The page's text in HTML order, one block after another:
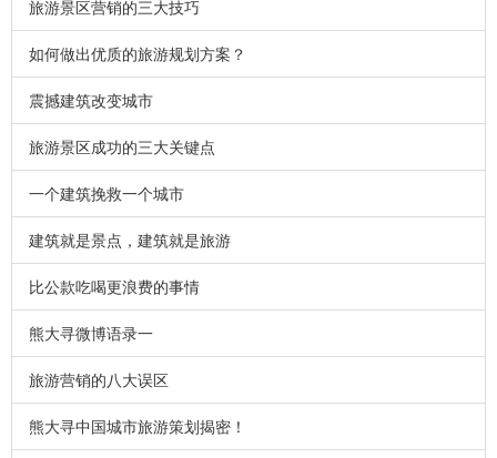
旅游景区营销的三大技巧
如何做出优质的旅游规划方案？
震撼建筑改变城市
旅游景区成功的三大关键点
一个建筑挽救一个城市
建筑就是景点，建筑就是旅游
比公款吃喝更浪费的事情
熊大寻微博语录一
旅游营销的八大误区
熊大寻中国城市旅游策划揭密！